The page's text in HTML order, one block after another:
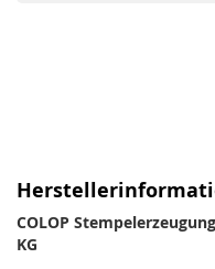
COLOP
KG